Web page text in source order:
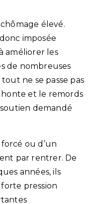
élevé.
donc imposée
améliorer les
de nombreuses
ne se passe pas
et le remords
demandé
forcé ou d’un
par rentrer. De
années, ils
pression